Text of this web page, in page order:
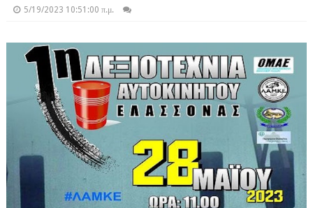
5/19/2023 10:51:00 π.μ.